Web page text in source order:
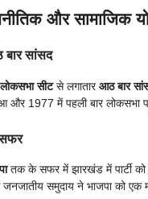
और सामाजिक
सांसद
सीटसे लगातारआठ बार
और 1977 में पहली बार लोकसभा
तक के सफर में झारखंड में पार्टी
समुदाय ने भाजपा को एक